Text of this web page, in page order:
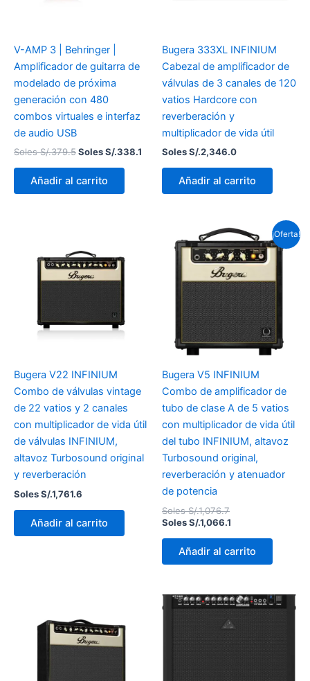
V-AMP 3 | Behringer |
Amplificador de guitarra de
modelado de próxima
generación con 480
combos virtuales e interfaz
de audio USB
Soles S/.379.5Soles S/.338.1
Añadir al carrito
Bugera 333XL INFINIUM
Cabezal de amplificador de
válvulas de 3 canales de 120
vatios Hardcore con
reverberación y
multiplicador de vida útil
Soles S/.2,346.0
Añadir al carrito
Bugera V22 INFINIUM
Combo de válvulas vintage
de 22 vatios y 2 canales
con multiplicador de vida útil
de válvulas INFINIUM,
altavoz Turbosound original
y reverberación
Soles S/.1,761.6
Añadir al carrito
¡Oferta!
Bugera V5 INFINIUM
Combo de amplificador de
tubo de clase A de 5 vatios
con multiplicador de vida útil
del tubo INFINIUM, altavoz
Turbosound original,
reverberación y atenuador
de potencia
Soles S/.1,076.7
El
precio
original
era:
Soles
S/.1,076.7.
Soles S/.1,066.1
El
precio
actual
es:
Soles
S/.1,066.1.
Añadir al carrito